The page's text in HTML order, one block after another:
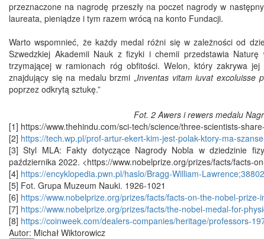
przeznaczone na nagrodę przeszły na poczet nagrody w
laureata, pieniądze i tym razem wrócą na konto Fundacji.
Warto wspomnieć, że każdy medal różni się w zależności od
Szwedzkiej Akademii Nauk z fizyki i chemii przedstawia
trzymającej w ramionach róg obfitości. Welon, który zakrywa
znajdujący się na medalu brzmi „Inventas vitam iuvat excoluisse
poprzez odkrytą sztukę.”
Fot. 2 Awers i rewers medalu
[1] https://www.thehindu.com/sci-tech/science/three-scientists-
[2] https://tech.wp.pl/prof-artur-ekert-kim-jest-polak-ktory-ma-
[3] Styl MLA: Fakty dotyczące Nagrody Nobla w dziedzinie
października 2022. <https://www.nobelprize.org/prizes/facts/facts-
[4] https://encyklopedia.pwn.pl/haslo/Bragg-William-
[5] Fot. Grupa Muzeum Nauki. 1926-1021
[6] https://www.nobelprize.org/prizes/facts/facts-on-the-nobel-prize-
[7] https://www.nobelprize.org/prizes/facts/the-nobel-medal-for-
[8] https://coinweek.com/dealers-companies/heritage/professors-
Autor: Michał Wiktorowicz